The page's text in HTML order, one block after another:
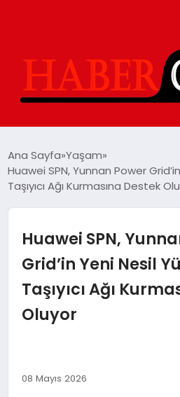
YAŞAM
GÜNCEL
TEKNOLOJI
MAGAZIN
Ana Sayfa Yaşam
Huawei SPN, Yunnan Power
Taşıyıcı Ağı Kurmasına Destek
Huawei SPN,
Grid’in Yeni Nesil
Taşıyıcı Ağı
Oluyor
08 Mayıs 2026